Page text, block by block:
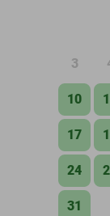
3
10
17
24
31